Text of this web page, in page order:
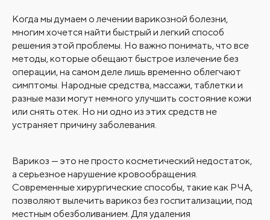
Когда мы думаем о лечении варикозной болезни,
многим хочется найти быстрый и легкий способ
решения этой проблемы. Но важно понимать, что все
методы, которые обещают быстрое излечение без
операции, на самом деле лишь временно облегчают
симптомы. Народные средства, массажи, таблетки и
разные мази могут немного улучшить состояние кожи
или снять отек. Но ни одно из этих средств не
устраняет причину заболевания.
Варикоз — это не просто косметический недостаток,
а серьезное нарушение кровообращения.
Современные хирургические способы, такие как РЧА,
позволяют вылечить варикоз без госпитализации, под
местным обезболиванием. Для удаления